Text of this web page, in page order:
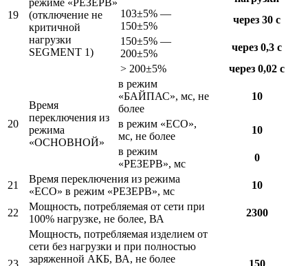
19
режиме «РЕЗЕРВ»
(отключение не
критичной
нагрузки
SEGMENT 1)
103±5% —
150±5%
через 30 с
150±5% —
200±5%
через 0,3 с
> 200±5%
через 0,02 с
20
Время
переключения из
режима
«ОСНОВНОЙ»
в режим
«БАЙПАС», мс, не
более
10
в режим «ECO»,
мс, не более
10
в режим
«РЕЗЕРВ», мс
0
21
Время переключения из режима
«ECO» в режим «РЕЗЕРВ», мс
10
22
Мощность, потребляемая от сети при
100% нагрузке, не более, ВА
2300
Мощность, потребляемая изделием от
сети без нагрузки и при полностью
заряженной АКБ, ВА, не более